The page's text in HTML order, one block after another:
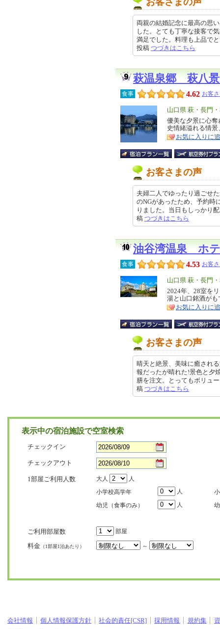
両親の結婚記念に最高の思
した。とても丁寧な接客で
満足でした。料理も上品で
投稿 つづきはこちら
萩温泉郷 萩八
食事 4.62 お客
エ
リ
ア
山口県 萩・長門
特
徴
優美な夕景に心
史情緒溢れる情
お気に入りに
お客さまの声
夫婦二人でゆったり過ごせ
のNGがあったため、予約時
りました。当日もしっかり
稿 つづきはこちら
油谷湾温泉 ホ
食事 4.53 お客
エ
リ
ア
山口県 萩・長門
特
徴
2024年、28室を
湯と山口銘酒が
お気に入りに
お客さまの声
晴天と絶景、美味に癒され
報だったが晴れた!景色と夕
膳を注文。とってもボリュ
稿 つづきはこちら
表示中の宿泊施設で空室検索
チェックイン
チェックアウト
1部屋ご利用人数 大人
人
小学校高学年
人
幼児（食事のみ）
人
ご利用部屋数 部屋
料金 （1部屋1泊あたり） ～
会社情報 個人情報保護方針 社会的責任[CSR] 採用情報 規約集